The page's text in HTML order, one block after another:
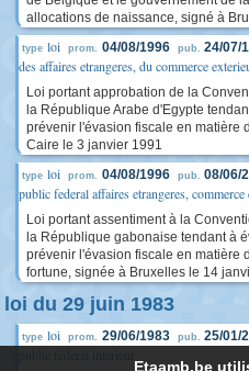
allocations de naissance, signé à
type loi prom. 04/08/1996 pub. 24/07/
des affaires etrangeres, du commerce
Loi portant approbation de la
la République Arabe d'Egypte
prévenir l'évasion fiscale en matière
Caire le 3 janvier 1991
type loi prom. 04/08/1996 pub. 08/06/
public federal affaires etrangeres,
Loi portant assentiment à la
la République gabonaise tendant à
prévenir l'évasion fiscale en matière
fortune, signée à Bruxelles le 14
loi du 29 juin 1983
type loi prom. 29/06/1983 pub. 25/01/
Etaamb.be